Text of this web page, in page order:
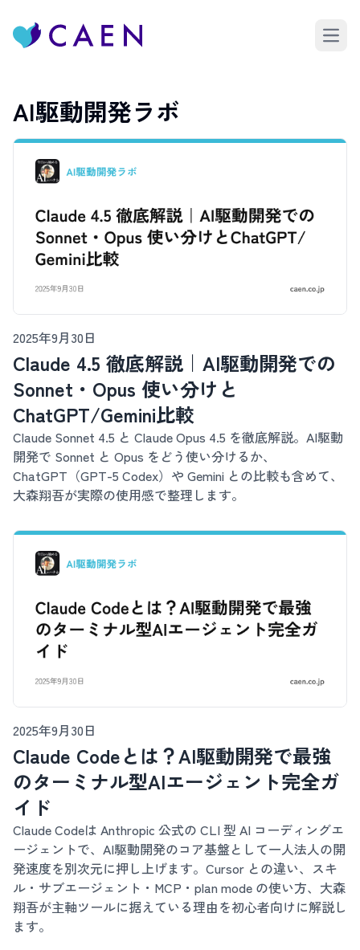
Open
AI駆動開発ラボ
2025年9月30日
Claude 4.5 徹底解説｜AI駆動開発での
Sonnet・Opus 使い分けと
ChatGPT/Gemini比較
Claude Sonnet 4.5 と Claude Opus 4.5 を徹底解説。AI駆動
開発で Sonnet と Opus をどう使い分けるか、
ChatGPT（GPT-5 Codex）や Gemini との比較も含めて、
大森翔吾が実際の使用感で整理します。
2025年9月30日
Claude Codeとは？AI駆動開発で最強
のターミナル型AIエージェント完全ガ
イド
Claude Codeは Anthropic 公式の CLI 型 AI コーディングエ
ージェントで、AI駆動開発のコア基盤として一人法人の開
発速度を別次元に押し上げます。Cursor との違い、スキ
ル・サブエージェント・MCP・plan mode の使い方、大森
翔吾が主軸ツールに据えている理由を初心者向けに解説し
ます。